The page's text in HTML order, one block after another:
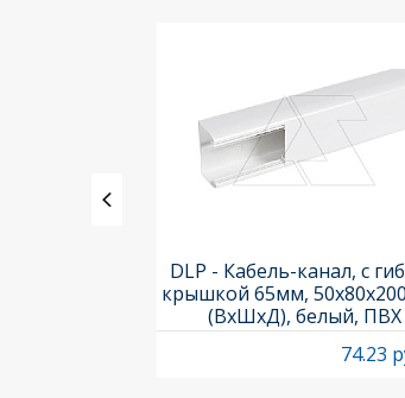
DLP - Кабель-канал, с
крышкой 65мм,
(ВхШхД), белый, ПВХ
74.23